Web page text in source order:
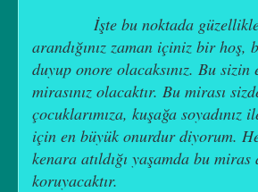
İşte bu noktada
arandığınız zaman içiniz bir
duyup onore olacaksınız. Bu sizin
mirasınız olacaktır. Bu mirası
çocuklarımıza, kuşağa soyadınız
için en büyük onurdur diyorum.
kenara atıldığı yaşamda bu
koruyacaktır.